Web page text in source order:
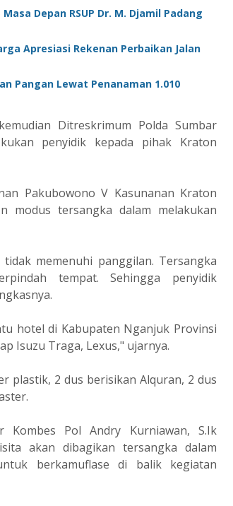
Depan RSUP Dr. M. Djamil Padang
Apresiasi Rekenan Perbaikan Jalan
Pangan Lewat Penanaman 1.010
Ditreskrimum Polda Sumbar
penyidik kepada pihak Kraton
Pakubowono V Kasunanan Kraton
modus tersangka dalam melakukan
memenuhi panggilan. Tersangka
tempat. Sehingga penyidik
hotel di Kabupaten Nganjuk Provinsi
Isuzu Traga, Lexus," ujarnya.
plastik, 2 dus berisikan Alquran, 2 dus
Pol Andry Kurniawan, S.Ik
akan dibagikan tersangka dalam
berkamuflase di balik kegiatan